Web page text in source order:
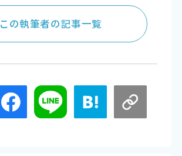
この執筆者の記事一覧